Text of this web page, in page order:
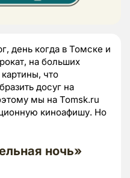
день когда в Томске и
на больших
что
досуг на
мы на Tomsk.ru
киноафишу. Но
ночь»